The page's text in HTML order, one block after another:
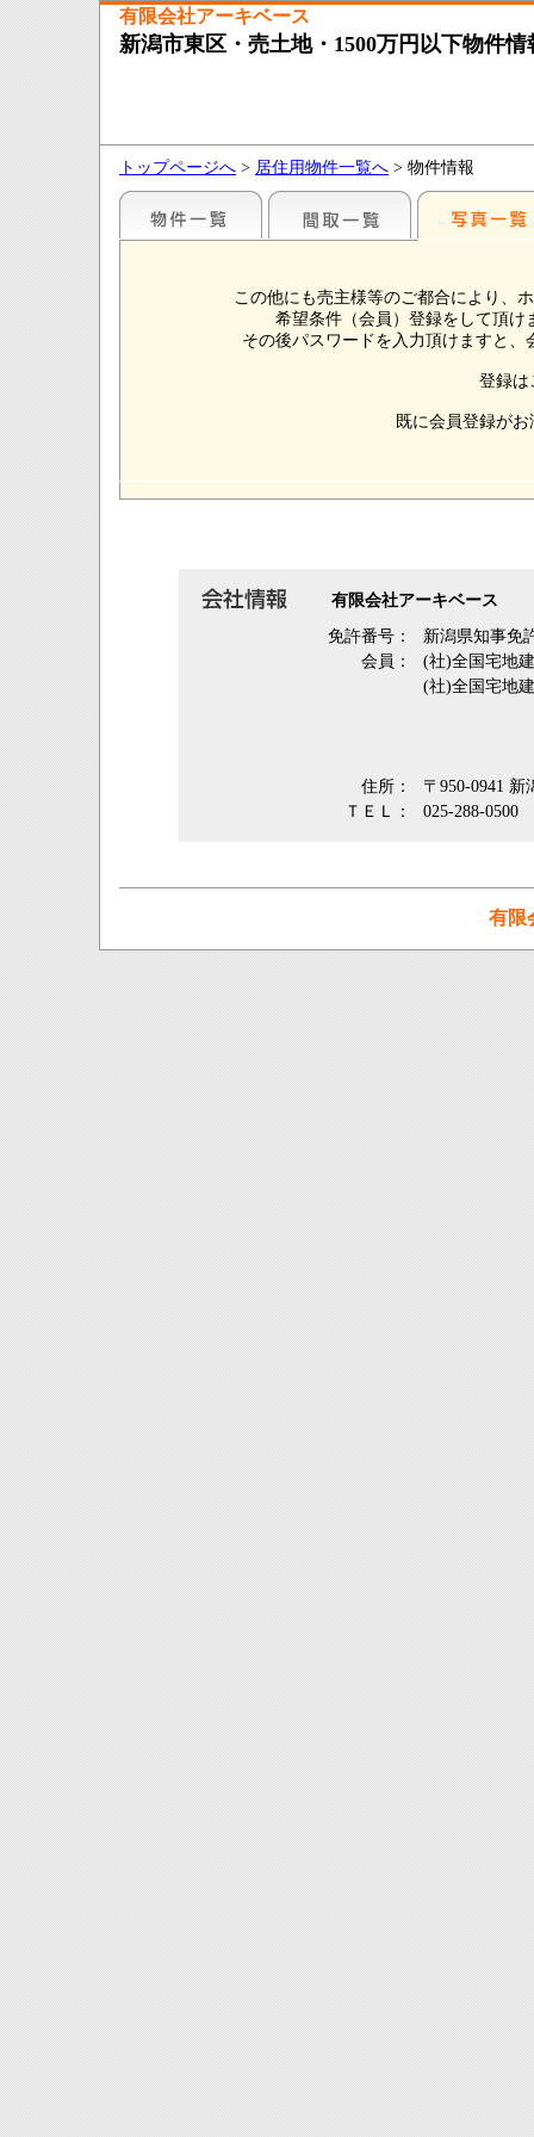
有限会社アーキベース
新潟市東区・売土地・1500万円以下物件情
トップページへ > 居住用物件一覧へ > 物件情報
この他にも売主様等のご都合により、
希望条件（会員）登録をして頂
その後パスワードを入力頂けますと
登録
既に会員登録が
有限会社アーキベース
免許番号：
新潟県知事免
会員：
(社)全国宅地
(社)全国宅地
住所：
〒950-0941
ＴＥＬ：
025-288-0500
有限